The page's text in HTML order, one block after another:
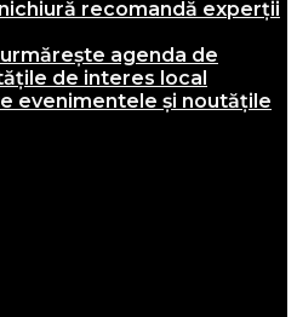
recomandă experții
agenda de
de interes local
evenimentele și noutățile